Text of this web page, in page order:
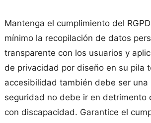
Mantenga el cumplimiento del
mínimo la recopilación de datos
transparente con los usuarios y
de privacidad por diseño en su pila
accesibilidad también debe ser una
seguridad no debe ir en detrimento
con discapacidad. Garantice el